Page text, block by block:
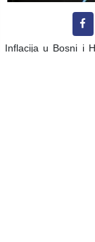
Inflacija u Bosni i